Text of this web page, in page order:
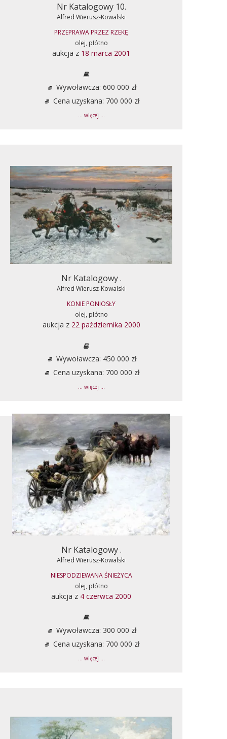
Nr Katalogowy 10.
Alfred Wierusz-Kowalski
PRZEPRAWA PRZEZ RZEKĘ
olej, płótno
aukcja z 18 marca 2001
Wywoławcza: 600 000 zł
Cena uzyskana: 700 000 zł
... więcej ...
Nr Katalogowy .
Alfred Wierusz-Kowalski
KONIE PONIOSŁY
olej, płótno
aukcja z 22 października 2000
Wywoławcza: 450 000 zł
Cena uzyskana: 700 000 zł
... więcej ...
Nr Katalogowy .
Alfred Wierusz-Kowalski
NIESPODZIEWANA ŚNIEŻYCA
olej, płótno
aukcja z 4 czerwca 2000
Wywoławcza: 300 000 zł
Cena uzyskana: 700 000 zł
... więcej ...